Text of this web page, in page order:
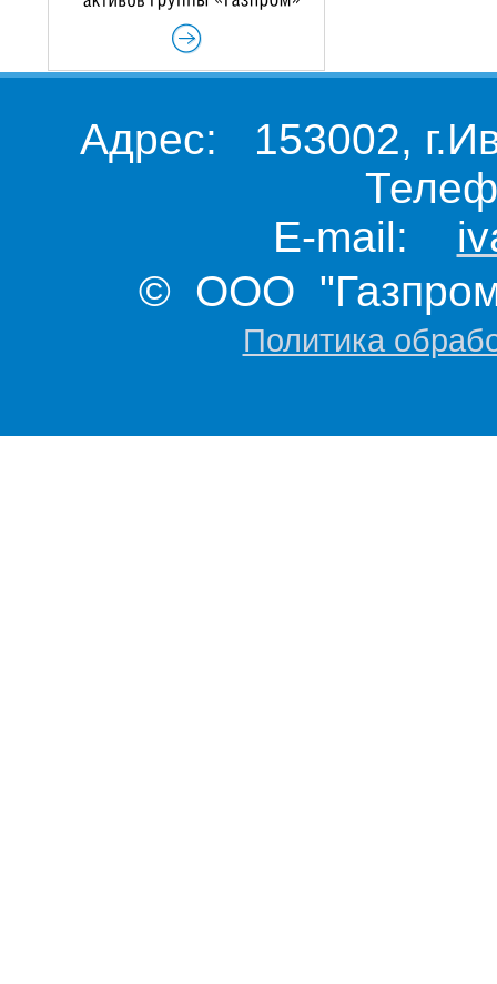
Адрес: 153002,
E-mail:
© ООО "Газпром
Политика